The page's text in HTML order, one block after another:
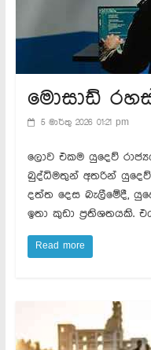
මොසාඩ්
5 මාර්තු 2026 01:21 pm
ලොව එකම යුදෙව්
බුද්ධිමතුන් අතරින්
දත්ත දෙස බැලීමේදී,
ඉතා කුඩා ප්‍රතිශතයකි.
Read more